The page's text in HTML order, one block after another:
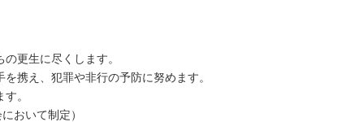
更生に尽くします。
携え、犯罪や非行の予防に努めます。
。
おいて制定）